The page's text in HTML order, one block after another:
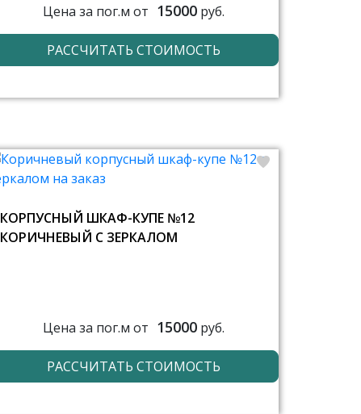
Цена за пог.м от 15000руб.
РАССЧИТАТЬ СТОИМОСТЬ
КОРПУСНЫЙ ШКАФ-КУПЕ №12
КОРИЧНЕВЫЙ С ЗЕРКАЛОМ
Цена за пог.м от 15000руб.
РАССЧИТАТЬ СТОИМОСТЬ